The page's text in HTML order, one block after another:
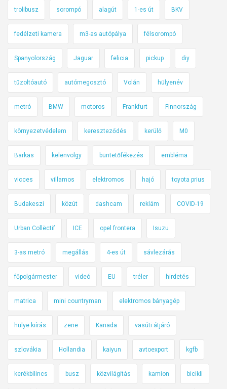
trolibusz sorompó alagút 1-es út BKV
fedélzeti kamera m3-as autópálya félsorompó
Spanyolország Jaguar felicia pickup diy
tűzoltóautó autómegosztó Volán hülyenév
metró BMW motoros Frankfurt Finnország
környezetvédelem kereszteződés kerülő M0
Barkas kelenvölgy büntetőfékezés embléma
vicces villamos elektromos hajó toyota prius
Budakeszi közút dashcam reklám COVID-19
Urban Collëctif ICE opel frontera Isuzu
3-as metró megállás 4-es út sávlezárás
főpolgármester videó EU tréler hirdetés
matrica mini countryman elektromos bányagép
hülye kiírás zene Kanada vasúti átjáró
szlovákia Hollandia kaiyun avtoexport kgfb
kerékbilincs busz közvilágítás kamion bicikli